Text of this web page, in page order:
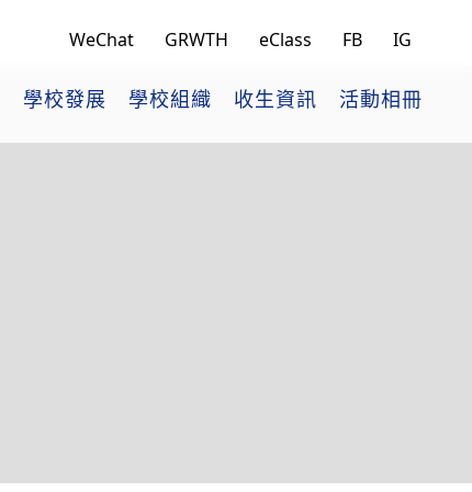
WeChat GRWTH eClass FB IG
學校發展 學校組織 收生資訊 活動相冊